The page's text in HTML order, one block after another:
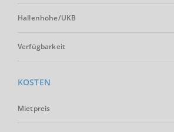
Hallenhöhe/UKB
Verfügbarkeit
KOSTEN
Mietpreis